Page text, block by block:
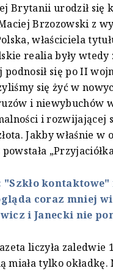
Brytanii urodził się
Brzozowski z
właściciela
realia były wtedy
podnosił się po II
się żyć w
i niewybuchów
i rozwijającej
Jakby właśnie w
"Szkło
coraz mniej
i Janecki nie
liczyła zaledwie
miała tylko okładkę.